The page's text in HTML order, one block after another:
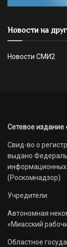
Новости на
Новости СМИ2
Сетевое издание
Свид-во о
выдано
информационных
(Роскомнадзор)
Учредители:
Автономная
«Миасский
Областное